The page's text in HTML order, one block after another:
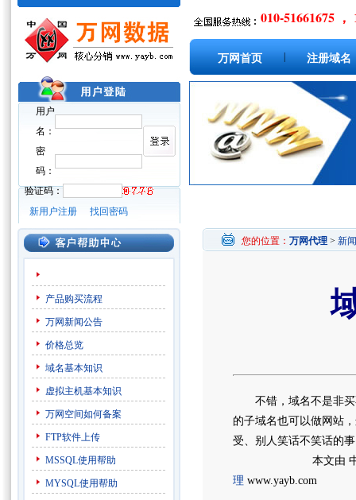
用户
名：
密
码：
验证码：
新用户注册
找回密码
010-51661675 ，
万网首页 注册域名
产品购买流程
万网新闻公告
价格总览
域名基本知识
虚拟主机基本知识
万网空间如何备案
FTP软件上传
MSSQL使用帮助
MYSQL使用帮助
您的位置： 万网代理 > 新
不错，域名不是非买
的子域名也可以做网站
受、别人笑话不笑话的
本文由 中
理 www.yayb.com